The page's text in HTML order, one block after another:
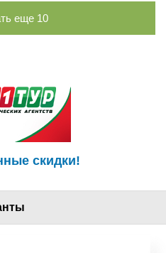
еще 10
скидки!